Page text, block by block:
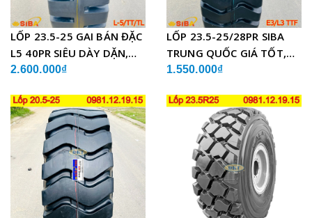
LỐP 23.5-25 GAI BÁN ĐẶC
L5 40PR SIÊU DÀY DẶN,
CHẤT LƯỢNG
2.600.000₫
LỐP 23.5-25/28PR SIBA
TRUNG QUỐC GIÁ TỐT,
SIÊU BỀN
1.550.000₫